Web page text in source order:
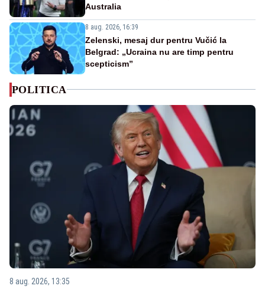
Australia
8 aug. 2026, 16:39
Zelenski, mesaj dur pentru Vučić la
Belgrad: „Ucraina nu are timp pentru
scepticism”
POLITICA
8 aug. 2026, 13:35